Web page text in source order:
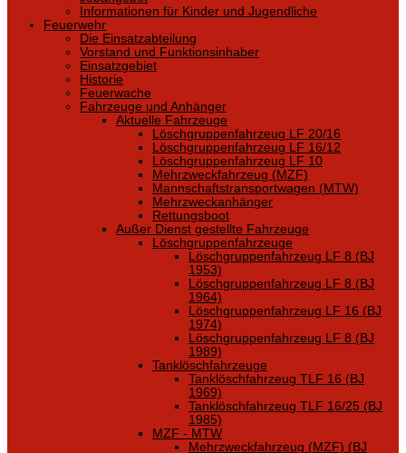
Informationen für Kinder und Jugendliche
Feuerwehr
Die Einsatzabteilung
Vorstand und Funktionsinhaber
Einsatzgebiet
Historie
Feuerwache
Fahrzeuge und Anhänger
Aktuelle Fahrzeuge
Löschgruppenfahrzeug LF 20/16
Löschgruppenfahrzeug LF 16/12
Löschgruppenfahrzeug LF 10
Mehrzweckfahrzeug (MZF)
Mannschaftstransportwagen (MTW)
Mehrzweckanhänger
Rettungsboot
Außer Dienst gestellte Fahrzeuge
Löschgruppenfahrzeuge
Löschgruppenfahrzeug LF 8 (BJ
1953)
Löschgruppenfahrzeug LF 8 (BJ
1964)
Löschgruppenfahrzeug LF 16 (BJ
1974)
Löschgruppenfahrzeug LF 8 (BJ
1989)
Tanklöschfahrzeuge
Tanklöschfahrzeug TLF 16 (BJ
1969)
Tanklöschfahrzeug TLF 16/25 (BJ
1985)
MZF - MTW
Mehrzweckfahrzeug (MZF) (BJ